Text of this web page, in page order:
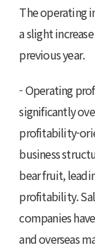
The operating
a slight
previous year.
- Operating
significantly
profitability-
business
bear fruit,
profitability.
companies
and overseas